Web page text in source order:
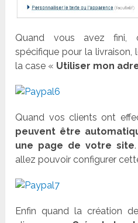
Quand vous avez fini,
spécifique pour la
la case « Utiliser mon
Quand vos clients ont
peuvent être
une page de votre site
allez pouvoir configurer
Enfin quand la création